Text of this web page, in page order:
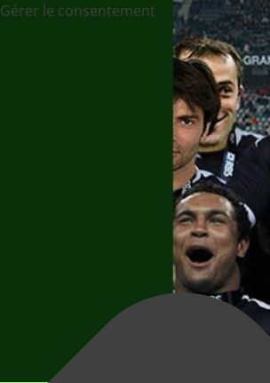
Gérer le consentement